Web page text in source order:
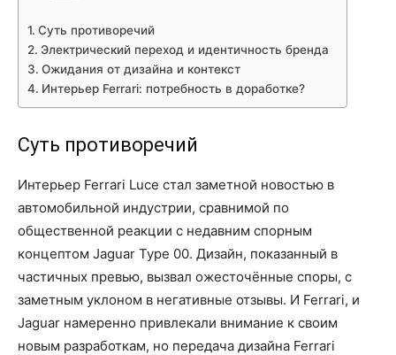
Суть противоречий
Электрический переход и идентичность бренда
Ожидания от дизайна и контекст
Интерьер Ferrari: потребность в доработке?
Суть противоречий
Интерьер Ferrari Luce стал заметной новостью в
автомобильной индустрии, сравнимой по
общественной реакции с недавним спорным
концептом Jaguar Type 00. Дизайн, показанный в
частичных превью, вызвал ожесточённые споры, с
заметным уклоном в негативные отзывы. И Ferrari, и
Jaguar намеренно привлекали внимание к своим
новым разработкам, но передача дизайна Ferrari